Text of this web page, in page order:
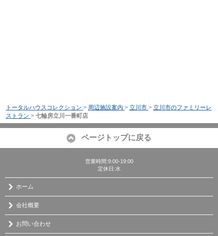
トータルハウスコレクション > 周辺施設案内 > 立川市 > 立川市のファミリーレ
ストラン > 七輪房立川一番町店
ページトップに戻る
営業時間:9:00-19:00
定休日:水
ホーム
会社概要
お問い合わせ